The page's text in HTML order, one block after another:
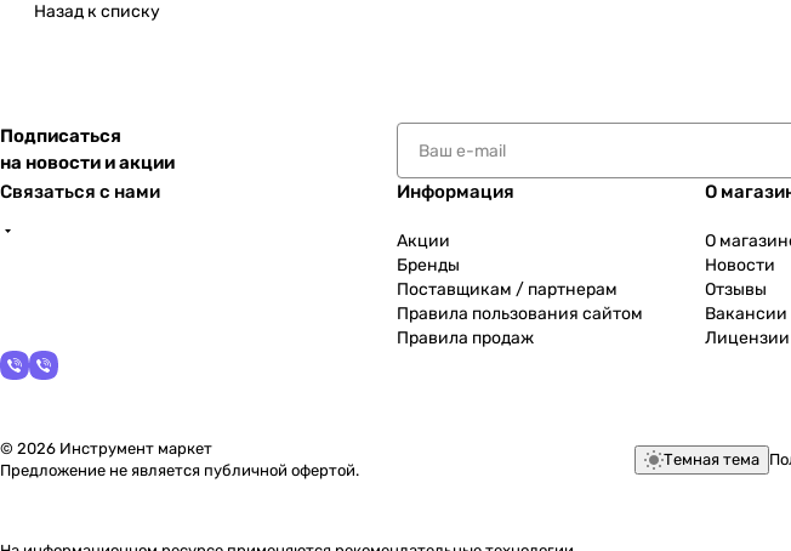
Назад к списку
Подписаться
на новости и акции
Связаться с нами
Информация
Акции
Бренды
Поставщикам / партнерам
Правила пользования сайтом
Правила продаж
О
О
Новости
Отзывы
Вакансии
Лицензии
© 2026 Инструмент маркет
Предложение не является публичной офертой.
Темная тема